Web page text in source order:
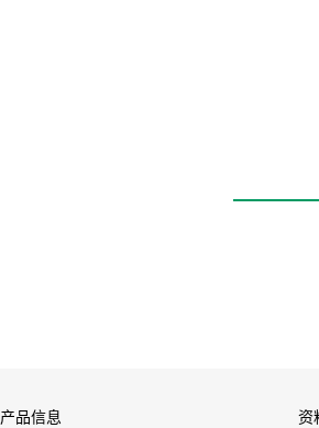
产品信息 资